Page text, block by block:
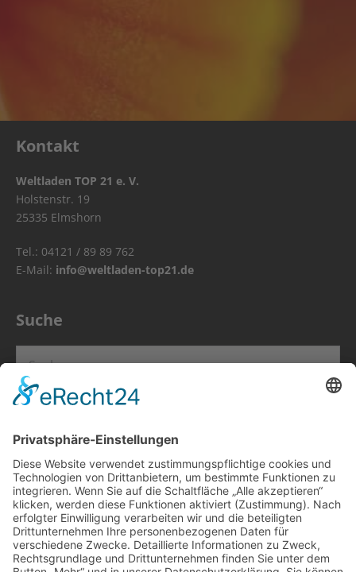
Kontakt
Weltladen TOP 21 e. V.
Holstenstr. 19
25335 Elmshorn
Tel.: 04121 / 89 89 762
E-Mail: info@weltladen-top21.de
Suche
nach:
Info
Impressum
Datenschutz
Kontakt
Bündnis Eine Welt SH e.V.
Weltladen TOP 21 Facebook